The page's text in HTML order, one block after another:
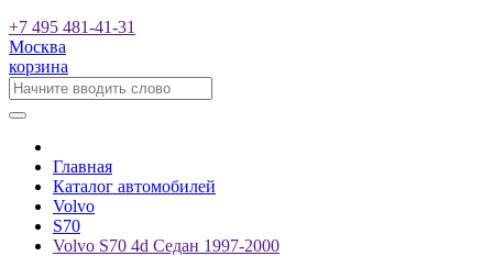
+7 495 481-41-31
Москва
корзина
Главная
Каталог автомобилей
Volvo
S70
Volvo S70 4d Седан 1997-2000